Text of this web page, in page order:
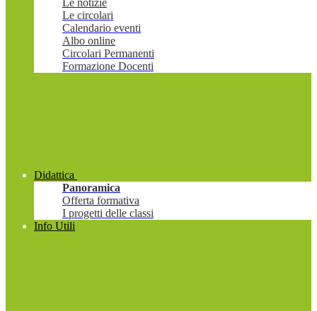
Le notizie
Le circolari
Calendario eventi
Albo online
Circolari Permanenti
Formazione Docenti
Didattica
Panoramica
Offerta formativa
I progetti delle classi
Info Utili